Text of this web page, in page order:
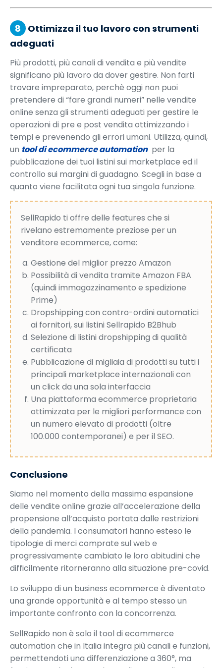
8
Ottimizza il tuo lavoro con strumenti
adeguati
Più prodotti, più canali di vendita e più vendite
significano più lavoro da dover gestire. Non farti
trovare impreparato, perchè oggi non puoi
pretendere di “fare grandi numeri” nelle vendite
online senza gli strumenti adeguati per gestire le
operazioni di pre e post vendita ottimizzando i
tempi e prevenendo gli errori umani. Utilizza, quindi,
un tool di ecommerce automationper la
pubblicazione dei tuoi listini sui marketplace ed il
controllo sui margini di guadagno. Scegli in base a
quanto viene facilitata ogni tua singola funzione.
SellRapido ti offre delle features che si
rivelano estremamente preziose per un
venditore ecommerce, come:
Gestione del miglior prezzo Amazon
Possibilità di vendita tramite Amazon FBA
(quindi immagazzinamento e spedizione
Prime)
Dropshipping con contro-ordini automatici
ai fornitori, sui listini Sellrapido B2Bhub
Selezione di listini dropshipping di qualità
certificata
Pubblicazione di migliaia di prodotti su tutti i
principali marketplace internazionali con
un click da una sola interfaccia
Una piattaforma ecommerce proprietaria
ottimizzata per le migliori performance con
un numero elevato di prodotti (oltre
100.000 contemporanei) e per il SEO.
Conclusione
Siamo nel momento della massima espansione
delle vendite online grazie all’accelerazione della
propensione all’acquisto portata dalle restrizioni
della pandemia. I consumatori hanno esteso le
tipologie di merci comprate sul web e
progressivamente cambiato le loro abitudini che
difficilmente ritorneranno alla situazione pre-covid.
Lo sviluppo di un business ecommerce è diventato
una grande opportunità e al tempo stesso un
importante confronto con la concorrenza.
SellRapido non è solo il tool di ecommerce
automation che in Italia integra più canali e funzioni,
permettendoti una differenziazione a 360°, ma